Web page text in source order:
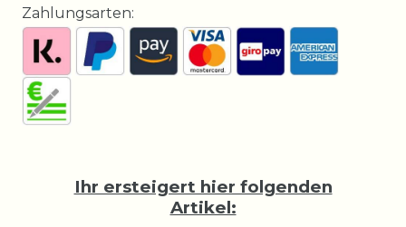
Zahlungsarten:
Ihr ersteigert hier folgenden
Artikel: